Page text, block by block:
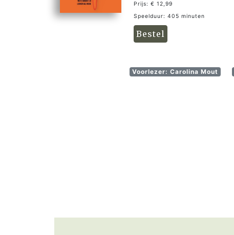
Prijs: € 12,99
Speelduur: 405 minuten
Bestel
Voorlezer: Carolina Mout